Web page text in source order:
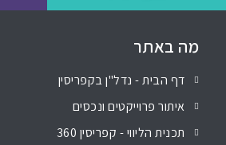
מה באתר
דף הבית - נדל"ן בקפריסין
איתור פרוייקטים ונכסים
תכנית הליווי - קפריסין 360